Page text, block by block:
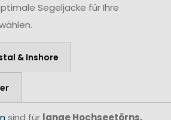
Segeljacke für Ihre
& Inshore
sind für lange Hochseetörns,